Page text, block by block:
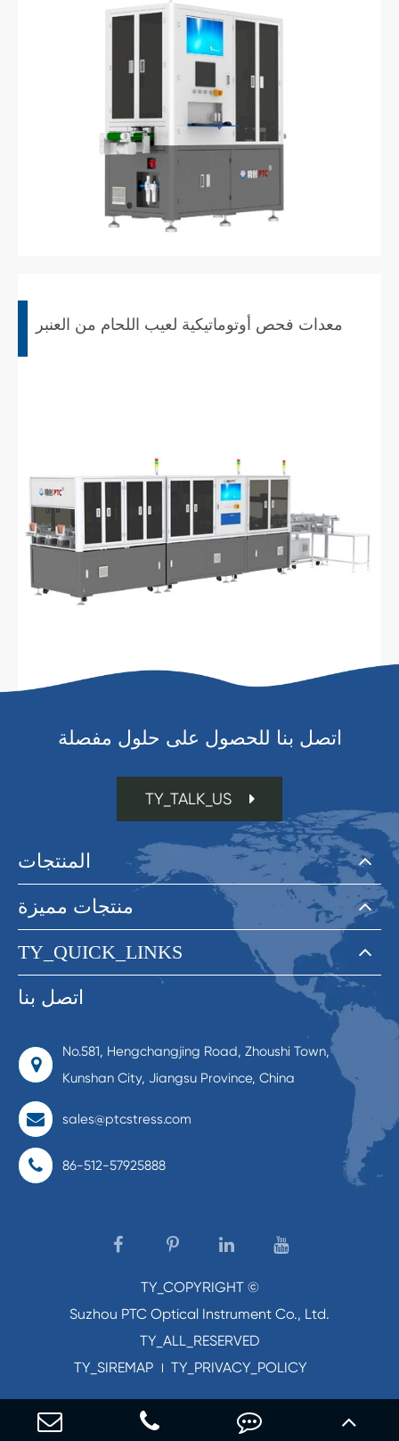
معدات فحص أوتوماتيكية لعيب اللحام من العنبر
اتصل بنا للحصول على حلول مفصلة
TY_TALK_US
المنتجات
منتجات مميزة
TY_QUICK_LINKS
اتصل بنا
No.581, Hengchangjing Road, Zhoushi Town,
Kunshan City, Jiangsu Province, China
sales@ptcstress.com
86-512-57925888
TY_COPYRIGHT ©
Suzhou PTC Optical Instrument Co., Ltd.
TY_ALL_RESERVED
TY_SIREMAP
TY_PRIVACY_POLICY